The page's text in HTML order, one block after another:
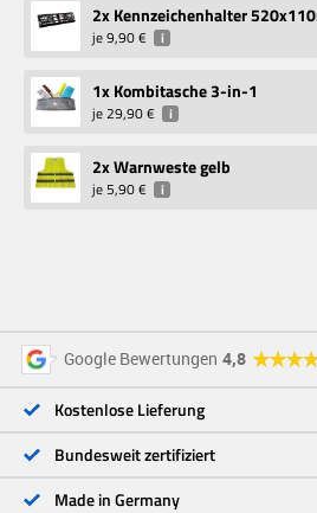
2x Kennzeichenhalter
je9,90 € i
1x Kombitasche 3-in-1
je29,90 € i
2x Warnweste gelb
je5,90 € i
Google Bewertungen 4,8
4 Sterne
3 Sterne
2 Sterne
1 Stern
Kostenlose Lieferung
Bundesweit zertifiziert
Made in Germany